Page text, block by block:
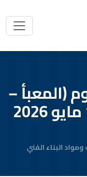
(المعبأ –
البناء الفني